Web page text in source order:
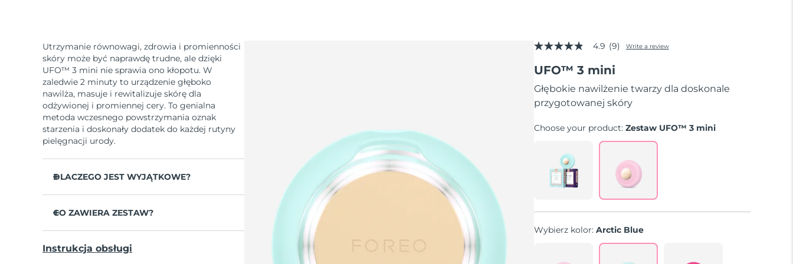
4.9
of
5
stars,
average
rating
Read
link.
4.9 (9) Write a review
UFO™ 3 mini
Głębokie nawilżenie twarzy dla doskonale
przygotowanej skóry
Choose your product:Zestaw UFO™ 3 mini
Wybierz kolor:Arctic Blue
Utrzymanie równowagi, zdrowia i promienności
skóry może być naprawdę trudne, ale dzięki
UFO™ 3 mini nie sprawia ono kłopotu. W
zaledwie 2 minuty to urządzenie głęboko
nawilża, masuje i rewitalizuje skórę dla
odżywionej i promiennej cery. To genialna
metoda wczesnego powstrzymania oznak
starzenia i doskonały dodatek do każdej rutyny
pielęgnacji urody.
DLACZEGO JEST WYJĄTKOWE?
standardowych maseczek w płachcie.
Zapewnia natychmiastowe i długotrwałe
Oferuje odżywczy zabieg maseczką,
CO ZAWIERA ZESTAW?
Kabel ładujący USB
Instrukcja obsługi